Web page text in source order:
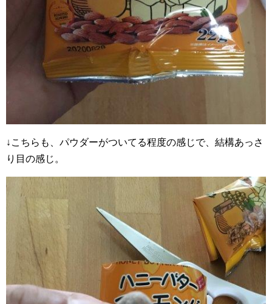
↓こちらも、パウダーがついてる程度の感じで、結構あっさ
り目の感じ。